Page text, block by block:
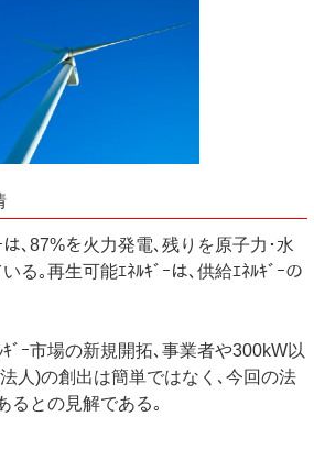
は､87%を火力発電､残りを原子力･水
る｡再生可能ｴﾈﾙｷﾞｰは､供給ｴﾈﾙｷﾞｰの
ﾞｰ市場の新規開拓､事業者や300kW以
人)の創出は簡単ではなく､今回の法
るとの見解である｡